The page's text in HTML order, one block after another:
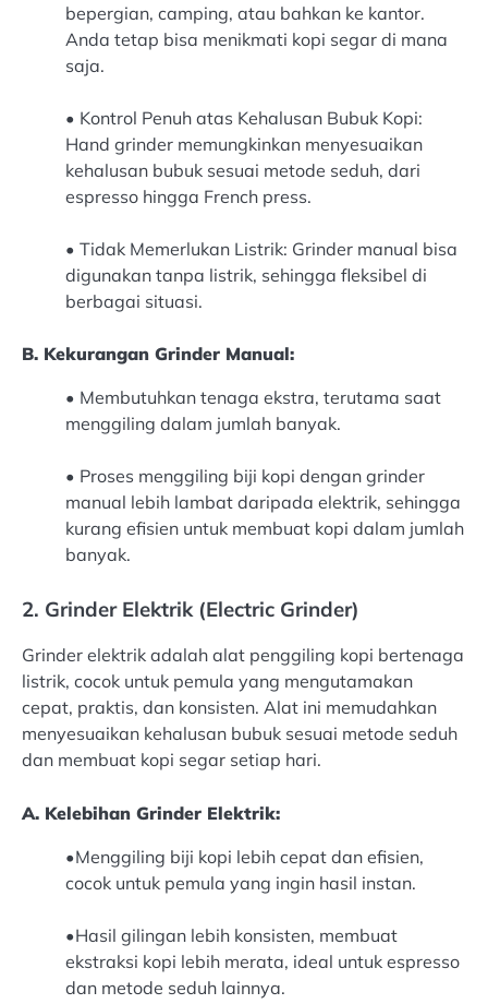
bepergian, camping, atau bahkan ke kantor.
Anda tetap bisa menikmati kopi segar di mana
saja.
• Kontrol Penuh atas Kehalusan Bubuk Kopi:
Hand grinder memungkinkan menyesuaikan
kehalusan bubuk sesuai metode seduh, dari
espresso hingga French press.
• Tidak Memerlukan Listrik: Grinder manual bisa
digunakan tanpa listrik, sehingga fleksibel di
berbagai situasi.
B. Kekurangan Grinder Manual:
• Membutuhkan tenaga ekstra, terutama saat
menggiling dalam jumlah banyak.
• Proses menggiling biji kopi dengan grinder
manual lebih lambat daripada elektrik, sehingga
kurang efisien untuk membuat kopi dalam jumlah
banyak.
2. Grinder Elektrik (Electric Grinder)
Grinder elektrik adalah alat penggiling kopi bertenaga
listrik, cocok untuk pemula yang mengutamakan
cepat, praktis, dan konsisten. Alat ini memudahkan
menyesuaikan kehalusan bubuk sesuai metode seduh
dan membuat kopi segar setiap hari.
A. Kelebihan Grinder Elektrik:
•Menggiling biji kopi lebih cepat dan efisien,
cocok untuk pemula yang ingin hasil instan.
•Hasil gilingan lebih konsisten, membuat
ekstraksi kopi lebih merata, ideal untuk espresso
dan metode seduh lainnya.